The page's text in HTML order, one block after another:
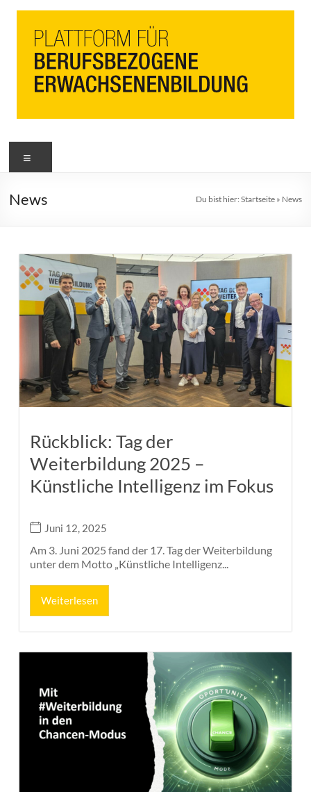
News Du bist hier: Startseite» News
Rückblick: Tag der
Weiterbildung 2025 –
Künstliche Intelligenz im Fokus
Juni 12, 2025
Am 3. Juni 2025 fand der 17. Tag der Weiterbildung
unter dem Motto „Künstliche Intelligenz...
Weiterlesen